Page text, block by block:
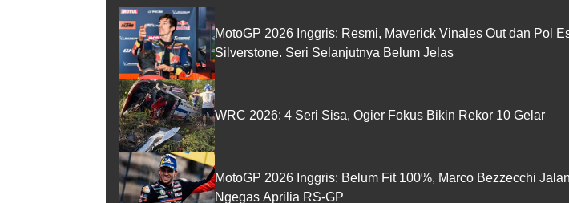
MotoGP 2026 Inggris: Resmi, Maverick Vinales Out dan Pol
Silverstone. Seri Selanjutnya Belum Jelas
WRC 2026: 4 Seri Sisa, Ogier Fokus Bikin Rekor 10 Gelar
MotoGP 2026 Inggris: Belum Fit 100%, Marco Bezzecchi
Ngegas Aprilia RS-GP